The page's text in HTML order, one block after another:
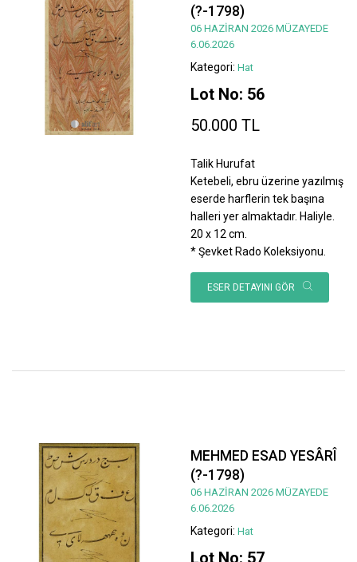
(?-1798)
06 HAZİRAN 2026 MÜZAYEDE
6.06.2026
Kategori: Hat
Lot No: 56
50.000 TL
Talik Hurufat
Ketebeli, ebru üzerine yazılmış
eserde harflerin tek başına
halleri yer almaktadır. Haliyle.
20 x 12 cm.
* Şevket Rado Koleksiyonu.
ESER DETAYINI GÖR
MEHMED ESAD YESÂRÎ
(?-1798)
06 HAZİRAN 2026 MÜZAYEDE
6.06.2026
Kategori: Hat
Lot No: 57